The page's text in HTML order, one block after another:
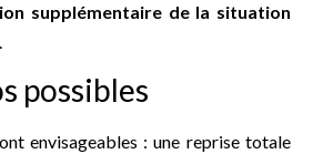
supplémentaire de la situation
possibles
envisageables : une reprise totale